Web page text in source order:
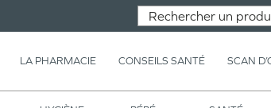
LA PHARMACIE CONSEILS SANTÉ SCAN